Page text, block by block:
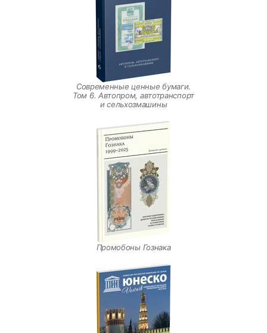
Современные ценные бумаги.
Том 6. Автопром, автотранспорт
и сельхозмашины
Промобоны Гознака